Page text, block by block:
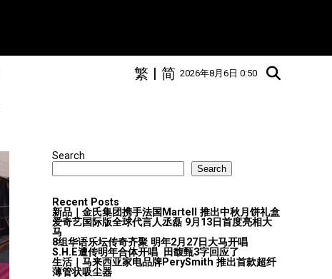
2026年8月6日 0:50
简
|
繁
Search
Search
Recent Posts
新品｜金氏集团携手法国Martell 推出中秋月饼礼盒
爱奇艺国际版全球代言人丞磊 9月13日首度亮相大
马
8组华语乐坛传奇⻬聚 明年2月27日大马开唱
S.H.E遭传明年合体开唱 田馥甄3字回应了
生活｜马来西亚家电品牌PerySmith 推出首款超纤
薄管状吸尘器